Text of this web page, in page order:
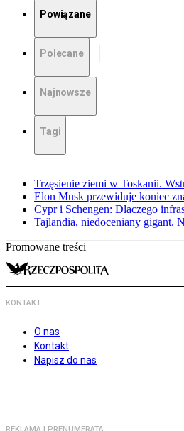
Powiązane
Polecane
Najnowsze
Tagi
Trzęsienie ziemi w Toskanii.
Elon Musk przewiduje koniec
Cypr i Schengen: Dlaczego
Tajlandia, niedoceniany gigant.
Promowane treści
KONTAKT
O nas
Kontakt
Napisz do nas